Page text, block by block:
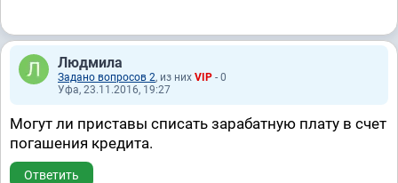
Людмила
Задано вопросов 2, из них VIP - 0
Уфа, 23.11.2016, 19:27
Могут ли приставы списать зарабатную плату в счет
погашения кредита.
Ответить